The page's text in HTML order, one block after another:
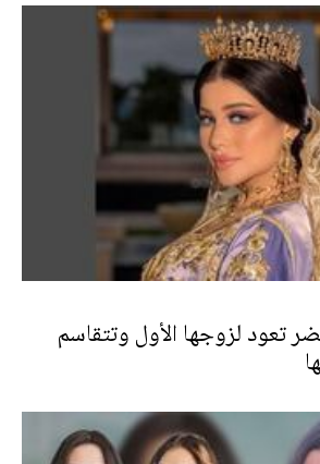
تعود لزوجها الأول وتتقاسم